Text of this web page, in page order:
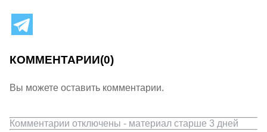
КОММЕНТАРИИ(0)
Вы можете оставить комментарии.
Комментарии отключены - материал старше 3 дней